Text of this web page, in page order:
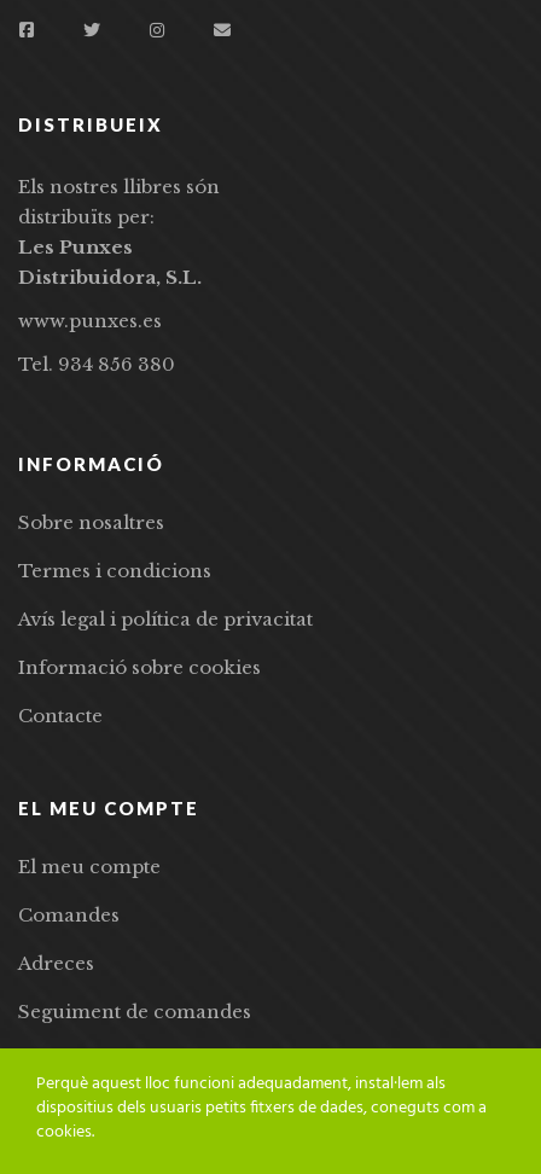
DISTRIBUEIX
Els nostres llibres són
distribuïts per:
Les Punxes
Distribuidora, S.L.
www.punxes.es
Tel. 934 856 380
INFORMACIÓ
Sobre nosaltres
Termes i condicions
Avís legal i política de privacitat
Informació sobre cookies
Contacte
EL MEU COMPTE
El meu compte
Comandes
Adreces
Seguiment de comandes
Perquè aquest lloc funcioni adequadament, instal·lem als
dispositius dels usuaris petits fitxers de dades, coneguts com a
cookies.